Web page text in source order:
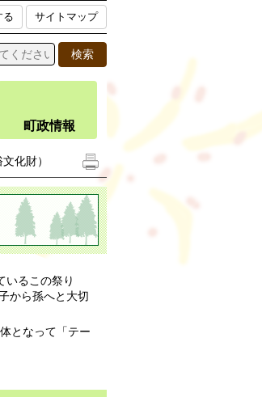
る サイトマップ
町政情報
化財）
いるこの祭り
から孫へと大切
となって「テー